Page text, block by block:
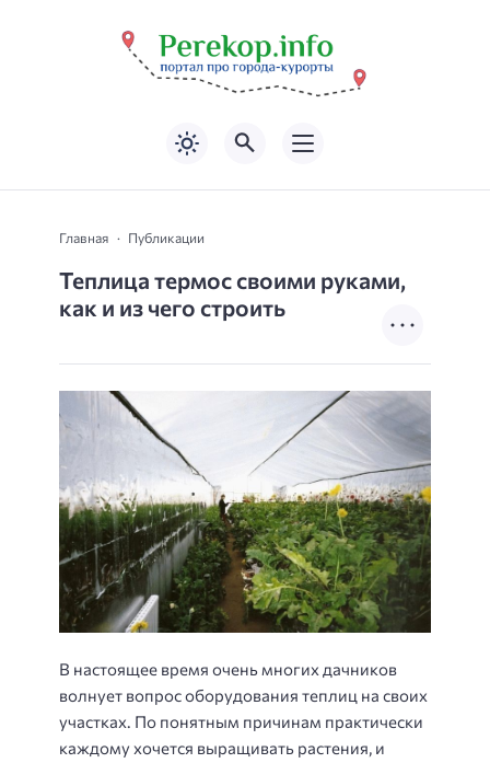
Главная Публикации
Теплица термос своими руками,
как и из чего строить
В настоящее время очень многих дачников
волнует вопрос оборудования теплиц на своих
участках. По понятным причинам практически
каждому хочется выращивать растения, и